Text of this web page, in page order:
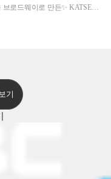
브로드웨이로 만든✨ KATSEYE
기